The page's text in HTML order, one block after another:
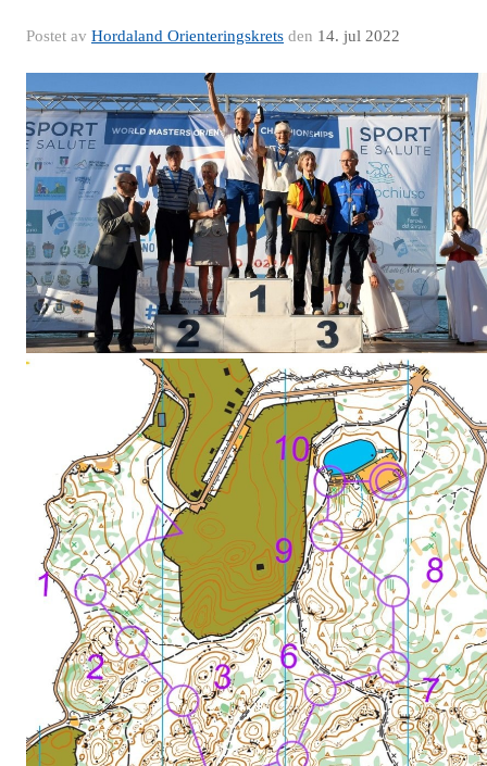
Postet av Hordaland Orienteringskrets den 14. jul 2022